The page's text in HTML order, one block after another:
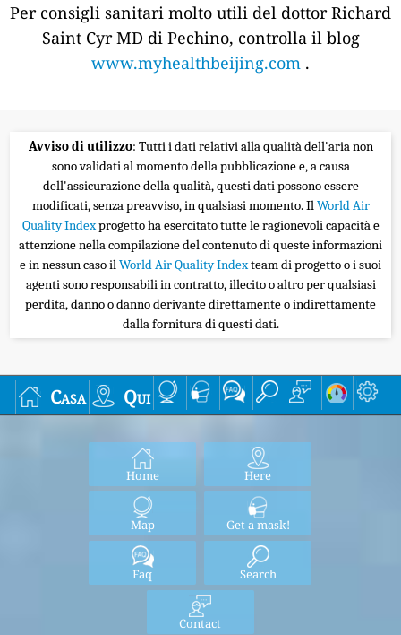
Per consigli sanitari molto utili del dottor Richard
Saint Cyr MD di Pechino, controlla il blog
www.myhealthbeijing.com .
Avviso di utilizzo: Tutti i dati relativi alla qualità dell'aria non
sono validati al momento della pubblicazione e, a causa
dell'assicurazione della qualità, questi dati possono essere
modificati, senza preavviso, in qualsiasi momento. IlWorld Air
Quality Indexprogetto ha esercitato tutte le ragionevoli capacità e
attenzione nella compilazione del contenuto di queste informazioni
e in nessun caso ilWorld Air Quality Indexteam di progetto o i suoi
agenti sono responsabili in contratto, illecito o altro per qualsiasi
perdita, danno o danno derivante direttamente o indirettamente
dalla fornitura di questi dati.
Casa Qui
Home Here
Map Get a mask!
Faq Search
Contact